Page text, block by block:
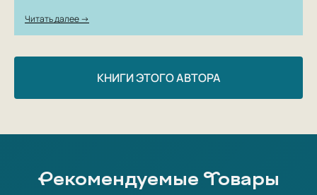
Читать далее →
КНИГИ ЭТОГО АВТОРА
Рекомендуемые Товары